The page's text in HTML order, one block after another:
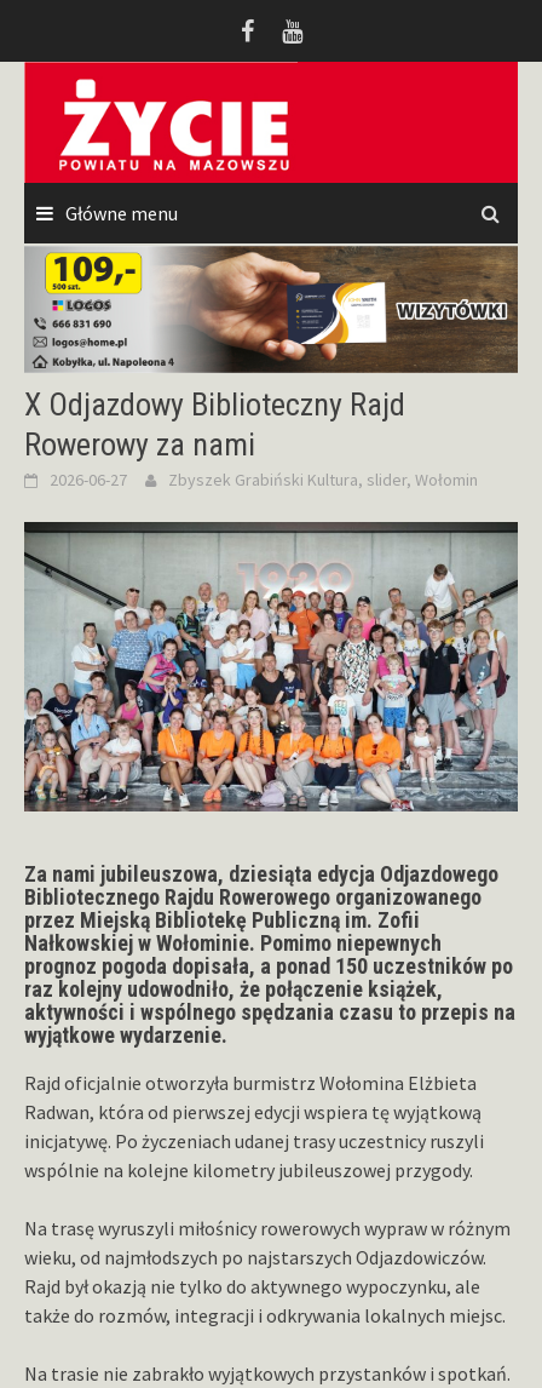
Główne menu
X Odjazdowy Biblioteczny Rajd
Rowerowy za nami
2026-06-27 Zbyszek Grabiński Kultura, slider, Wołomin
Za nami jubileuszowa, dziesiąta edycja Odjazdowego
Bibliotecznego Rajdu Rowerowego organizowanego
przez Miejską Bibliotekę Publiczną im. Zofii
Nałkowskiej w Wołominie. Pomimo niepewnych
prognoz pogoda dopisała, a ponad 150 uczestników po
raz kolejny udowodniło, że połączenie książek,
aktywności i wspólnego spędzania czasu to przepis na
wyjątkowe wydarzenie.
Rajd oficjalnie otworzyła burmistrz Wołomina Elżbieta
Radwan, która od pierwszej edycji wspiera tę wyjątkową
inicjatywę. Po życzeniach udanej trasy uczestnicy ruszyli
wspólnie na kolejne kilometry jubileuszowej przygody.
Na trasę wyruszyli miłośnicy rowerowych wypraw w różnym
wieku, od najmłodszych po najstarszych Odjazdowiczów.
Rajd był okazją nie tylko do aktywnego wypoczynku, ale
także do rozmów, integracji i odkrywania lokalnych miejsc.
Na trasie nie zabrakło wyjątkowych przystanków i spotkań.